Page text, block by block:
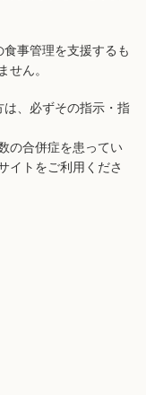
事管理を支援するも
ん。
、必ずその指示・指
の合併症を患ってい
イトをご利用くださ